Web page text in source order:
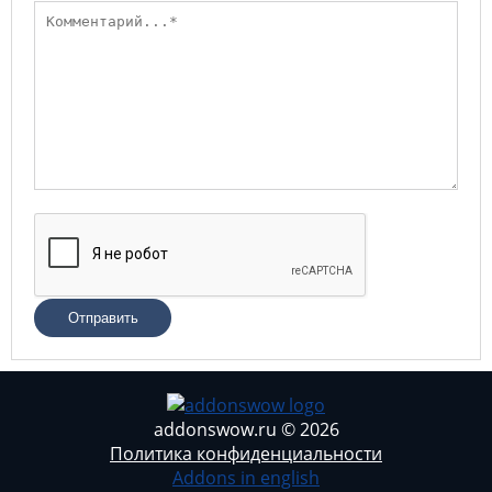
Отправить
addonswow.ru © 2026
Политика конфиденциальности
Addons in english